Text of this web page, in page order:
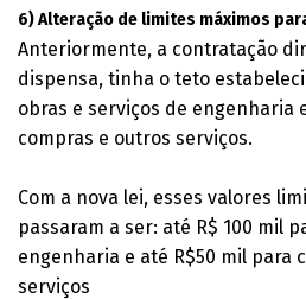
6) Alteração de limites máximos
Anteriormente, a contratação
dispensa, tinha o teto
obras e serviços de engenharia
compras e outros serviços.
Com a nova lei, esses valores
passaram a ser: até R$ 100 mil
engenharia e até R$50 mil para
serviços